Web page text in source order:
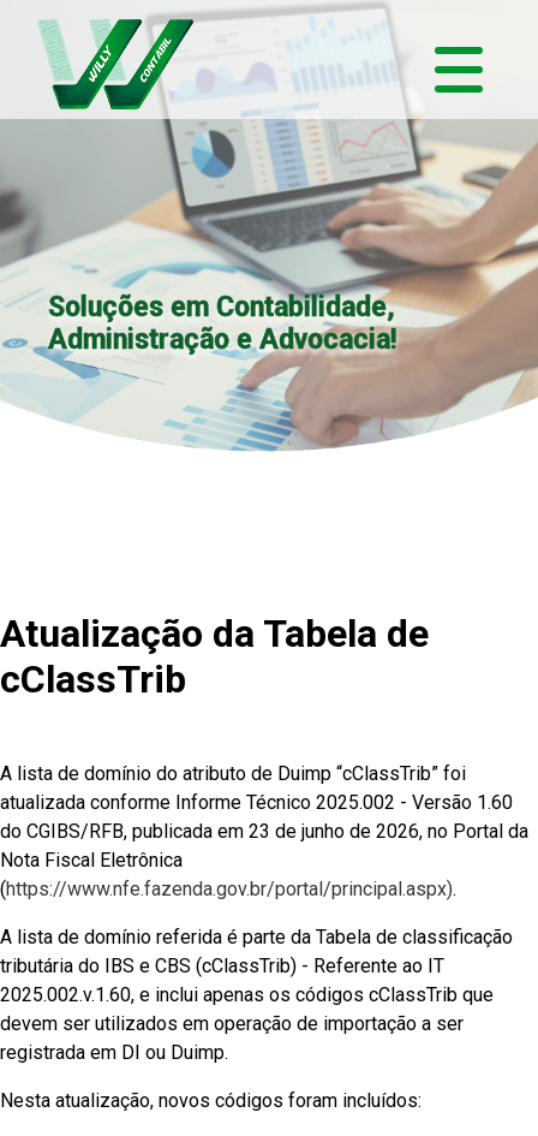
Soluções em Contabilidade,
Administração e Advocacia!
Atualização da Tabela de
cClassTrib
A lista de domínio do atributo de Duimp “cClassTrib” foi
atualizada conforme Informe Técnico 2025.002 - Versão 1.60
do CGIBS/RFB, publicada em 23 de junho de 2026, no Portal da
Nota Fiscal Eletrônica
(https://www.nfe.fazenda.gov.br/portal/principal.aspx).
A lista de domínio referida é parte da Tabela de classificação
tributária do IBS e CBS (cClassTrib) - Referente ao IT
2025.002.v.1.60, e inclui apenas os códigos cClassTrib que
devem ser utilizados em operação de importação a ser
registrada em DI ou Duimp.
Nesta atualização, novos códigos foram incluídos: